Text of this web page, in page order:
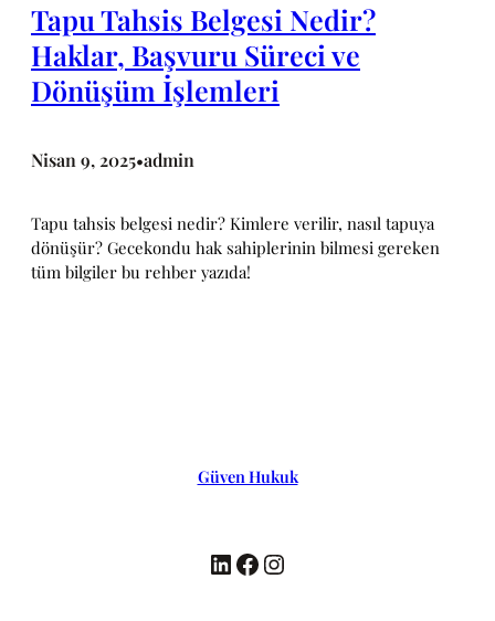
Tapu Tahsis Belgesi Nedir?
Haklar, Başvuru Süreci ve
Dönüşüm İşlemleri
Nisan 9, 2025•admin
Tapu tahsis belgesi nedir? Kimlere verilir, nasıl tapuya
dönüşür? Gecekondu hak sahiplerinin bilmesi gereken
tüm bilgiler bu rehber yazıda!
Güven Hukuk
LinkedIn Facebook Instagram